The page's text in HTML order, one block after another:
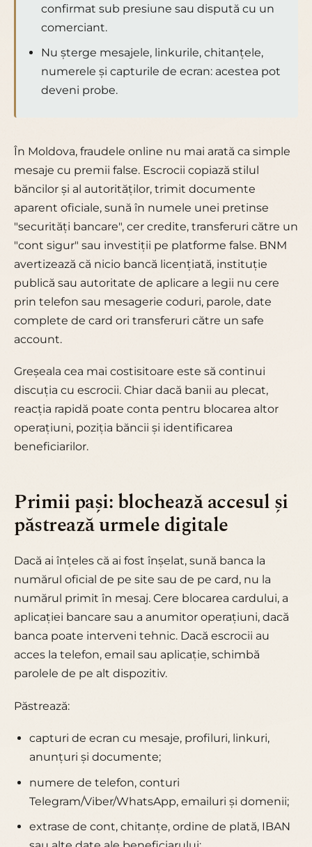
confirmat sub presiune sau dispută cu un
comerciant.
Nu șterge mesajele, linkurile, chitanțele,
numerele și capturile de ecran: acestea pot
deveni probe.
În Moldova, fraudele online nu mai arată ca simple
mesaje cu premii false. Escrocii copiază stilul
băncilor și al autorităților, trimit documente
aparent oficiale, sună în numele unei pretinse
"securități bancare", cer credite, transferuri către un
"cont sigur" sau investiții pe platforme false. BNM
avertizează că nicio bancă licențiată, instituție
publică sau autoritate de aplicare a legii nu cere
prin telefon sau mesagerie coduri, parole, date
complete de card ori transferuri către un safe
account.
Greșeala cea mai costisitoare este să continui
discuția cu escrocii. Chiar dacă banii au plecat,
reacția rapidă poate conta pentru blocarea altor
operațiuni, poziția băncii și identificarea
beneficiarilor.
Primii pași: blochează accesul și
păstrează urmele digitale
Dacă ai înțeles că ai fost înșelat, sună banca la
numărul oficial de pe site sau de pe card, nu la
numărul primit în mesaj. Cere blocarea cardului, a
aplicației bancare sau a anumitor operațiuni, dacă
banca poate interveni tehnic. Dacă escrocii au
acces la telefon, email sau aplicație, schimbă
parolele de pe alt dispozitiv.
Păstrează:
capturi de ecran cu mesaje, profiluri, linkuri,
anunțuri și documente;
numere de telefon, conturi
Telegram/Viber/WhatsApp, emailuri și domenii;
extrase de cont, chitanțe, ordine de plată, IBAN